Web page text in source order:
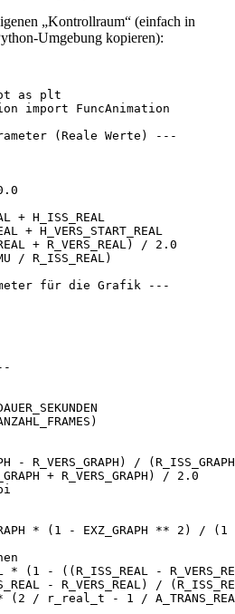
„Kontrollraum“ (einfach in
Umgebung kopieren):
as plt
import FuncAnimation
(Reale Werte) ---
+ H_ISS_REAL
+ H_VERS_START_REAL
+ R_VERS_REAL) / 2.0
/ R_ISS_REAL)
für die Grafik ---
- R_VERS_GRAPH) /
+ R_VERS_GRAPH) / 2.0
* (1 - EXZ_GRAPH ** 2) / (1
* (1 - ((R_ISS_REAL -
- R_VERS_REAL) /
(2 / r_real_t - 1 /